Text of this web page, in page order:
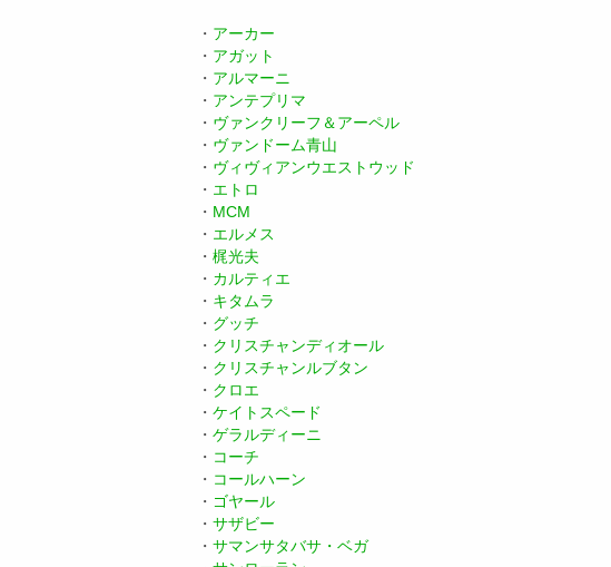
・ アーカー
・ アガット
・ アルマーニ
・ アンテプリマ
・ ヴァンクリーフ＆アーペル
・ ヴァンドーム青山
・ ヴィヴィアンウエストウッド
・ エトロ
・ MCM
・ エルメス
・ 梶光夫
・ カルティエ
・ キタムラ
・ グッチ
・ クリスチャンディオール
・ クリスチャンルブタン
・ クロエ
・ ケイトスペード
・ ゲラルディーニ
・ コーチ
・ コールハーン
・ ゴヤール
・ サザビー
・ サマンサタバサ・ベガ